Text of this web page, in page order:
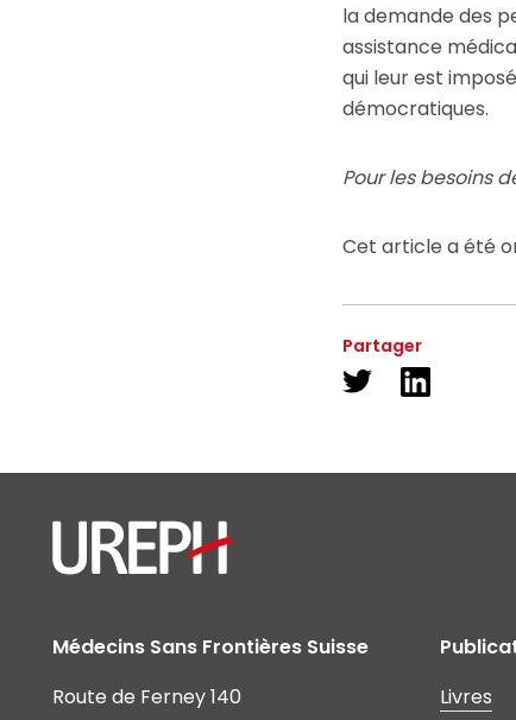
la demande des
assistance
qui leur est
démocratiques.
Pour les besoins
Cet article a été
Partager
Médecins Sans Frontières Suisse
Route de Ferney 140
Livres